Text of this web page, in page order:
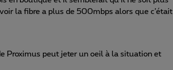
la fibre a plus de 500mbps alors que c’était
Proximus peut jeter un oeil à la situation et